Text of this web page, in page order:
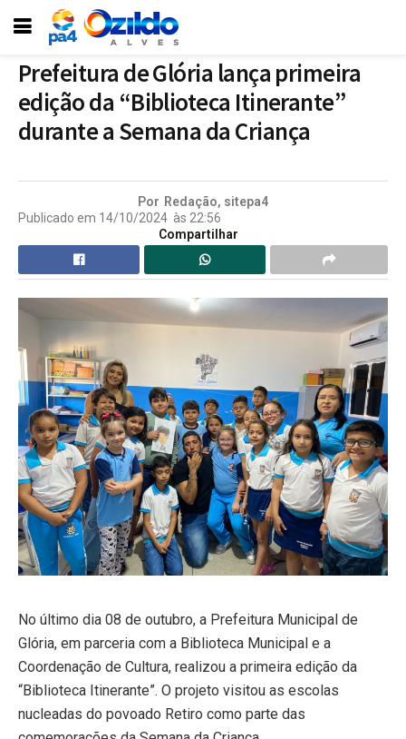
Prefeitura de Glória lança primeira
edição da “Biblioteca Itinerante”
durante a Semana da Criança
Por Redação, sitepa4
Publicado em 14/10/2024 às 22:56
Compartilhar
No último dia 08 de outubro, a Prefeitura Municipal de
Glória, em parceria com a Biblioteca Municipal e a
Coordenação de Cultura, realizou a primeira edição da
“Biblioteca Itinerante”. O projeto visitou as escolas
nucleadas do povoado Retiro como parte das